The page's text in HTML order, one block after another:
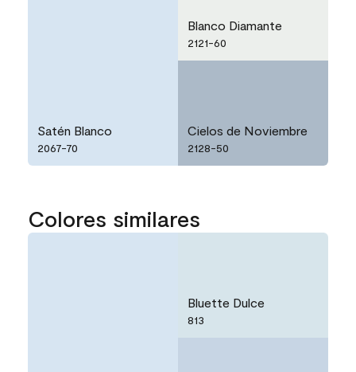
Satén Blanco
2067-70
Blanco Diamante
2121-60
Cielos de Noviembre
2128-50
Colores similares
Bluette Dulce
813